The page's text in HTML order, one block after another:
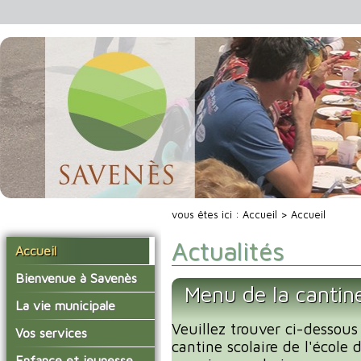
Accueil
Bienvenue à Savenès
Situer Savenès
Savenès en chiffre
L'histoire du village
La vie municipale
Vos élus
Les compte-rendus du
Vos services
La mairie
vous êtes ici : Accueil > Accueil
Actualités
Menu de la
Veuillez trouver ci-
cantine scolaire de l'école